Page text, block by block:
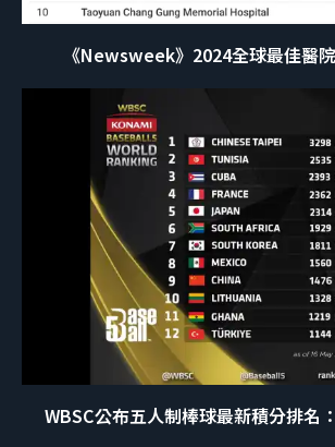
《Newsweek》2024全球最佳醫
WBSC公布五人制棒球最新積分排名